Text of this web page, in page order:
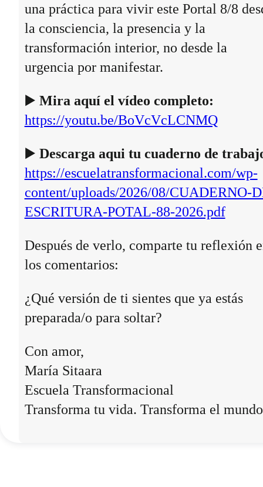
una práctica para vivir este Portal 8/8
la consciencia, la presencia y la
transformación interior, no desde la
urgencia por manifestar.
▶️ Mira aquí el vídeo completo:
https://youtu.be/BoVcVcLCNMQ
▶️ Descarga aqui tu cuaderno de
https://escuelatransformacional.com/wp-
content/uploads/2026/08/CUADERNO-
ESCRITURA-POTAL-88-2026.pdf
Después de verlo, comparte tu reflexión
los comentarios:
¿Qué versión de ti sientes que ya estás
preparada/o para soltar?
Con amor,
María Sitaara
Escuela Transformacional
Transforma tu vida. Transforma el